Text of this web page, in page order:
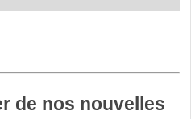
de nos nouvelles